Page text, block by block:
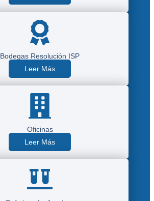
Bodegas Resolución ISP
Leer Más
Oficinas
Leer Más